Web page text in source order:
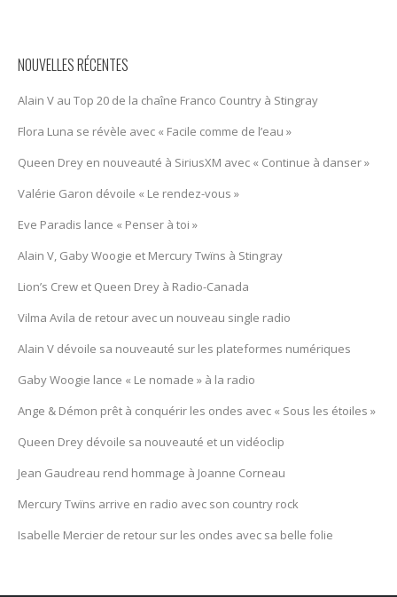
NOUVELLES RÉCENTES
Alain V au Top 20 de la chaîne Franco Country à Stingray
Flora Luna se révèle avec « Facile comme de l’eau »
Queen Drey en nouveauté à SiriusXM avec « Continue à danser »
Valérie Garon dévoile « Le rendez-vous »
Eve Paradis lance « Penser à toi »
Alain V, Gaby Woogie et Mercury Twïns à Stingray
Lion’s Crew et Queen Drey à Radio-Canada
Vilma Avila de retour avec un nouveau single radio
Alain V dévoile sa nouveauté sur les plateformes numériques
Gaby Woogie lance « Le nomade » à la radio
Ange & Démon prêt à conquérir les ondes avec « Sous les étoiles »
Queen Drey dévoile sa nouveauté et un vidéoclip
Jean Gaudreau rend hommage à Joanne Corneau
Mercury Twïns arrive en radio avec son country rock
Isabelle Mercier de retour sur les ondes avec sa belle folie